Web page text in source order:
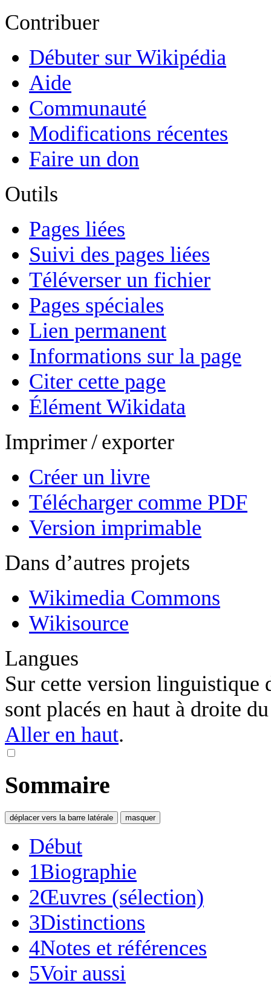
Contribuer
Débuter sur Wikipédia
Aide
Communauté
Modifications récentes
Faire un don
Outils
Pages liées
Suivi des pages liées
Téléverser un fichier
Pages spéciales
Lien permanent
Informations sur la page
Citer cette page
Élément Wikidata
Imprimer / exporter
Créer un livre
Télécharger comme PDF
Version imprimable
Dans d’autres projets
Wikimedia Commons
Wikisource
Langues
Sur cette version linguistique
sont placés en haut à droite
Aller en haut.
Sommaire
déplacer vers la barre latérale masquer
Début
1Biographie
2Œuvres (sélection)
3Distinctions
4Notes et références
5Voir aussi